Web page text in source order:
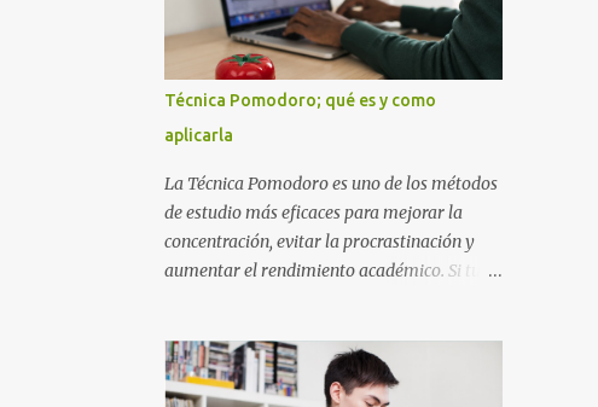
así como a ti también ellos se puedan guiar
con esta explicación. Los datos esenciales
para una portada para presentar un trabajo
escrito a mano o impreso son los siguientes
y en este orden: Nombre de la escuela o del
instituto (Es muy importante este dato)
Título del trabajo (Puede ser: Ensayo sobre
la lectura, o Informe de computación)
Nombre completo del alumno que va a
maestro o catedrático Ciudad y fecha...
Técnica Pomodoro; qué es y como
aplicarla
La Técnica Pomodoro es uno de los métodos
de estudio más eficaces para mejorar la
concentración, evitar la procrastinación y
aumentar el rendimiento académico. Si tu
cada minuto de estudio sin sentirte agotado.
Técnica Pomodoro: qué es, cómo funciona y